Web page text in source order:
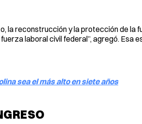
la reconstrucción y la protección de la
laboral civil federal”, agregó. Esa
sea el más alto en siete años